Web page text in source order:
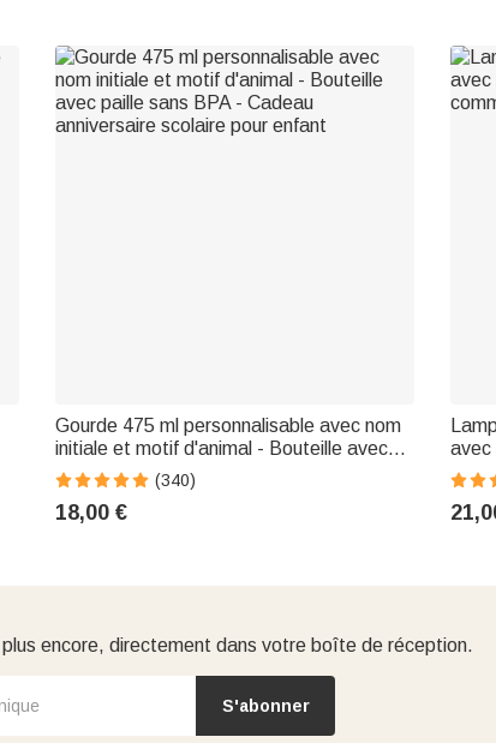
Gourde 475 ml personnalisable avec nom
initiale et motif d'animal - Bouteille avec
paille sans BPA - Cadeau anniversaire
scolaire pour enfant
(340)
18,00 €
avec
encore, directement dans votre boîte de réception.
S'abonner